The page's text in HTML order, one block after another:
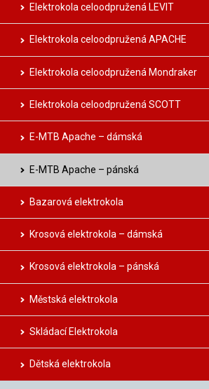
Elektrokola celoodpružená LEVIT
Elektrokola celoodpružená APACHE
Elektrokola celoodpružená Mondraker
Elektrokola celoodpružená SCOTT
E-MTB Apache – dámská
E-MTB Apache – pánská
Bazarová elektrokola
Krosová elektrokola – dámská
Krosová elektrokola – pánská
Městská elektrokola
Skládací Elektrokola
Dětská elektrokola